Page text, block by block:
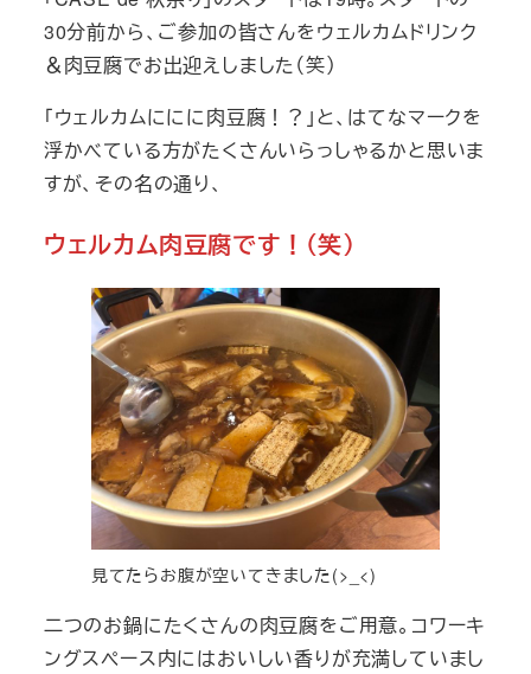
30分前から、ご参加の皆さんをウェルカムドリンク
＆肉豆腐でお出迎えしました（笑）
「ウェルカムににに肉豆腐！？」と、はてなマークを
浮かべている方がたくさんいらっしゃるかと思いま
すが、その名の通り、
ウェルカム肉豆腐です！（笑）
見てたらお腹が空いてきました(>_<)
二つのお鍋にたくさんの肉豆腐をご用意。コワーキ
ングスペース内にはおいしい香りが充満していまし